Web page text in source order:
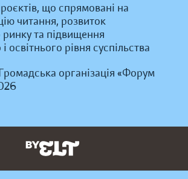
що спрямовані на
читання, розвиток
та підвищення
освітнього рівня суспільства
організація «Форум